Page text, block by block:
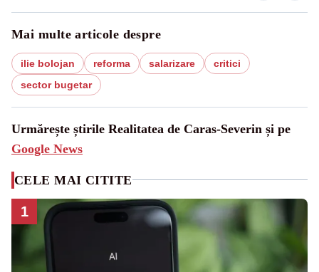
Mai multe articole despre
ilie bolojan reforma salarizare
critici
sector bugetar
Urmărește știrile Realitatea de Caras-Severin și pe
Google News
CELE MAI CITITE
1